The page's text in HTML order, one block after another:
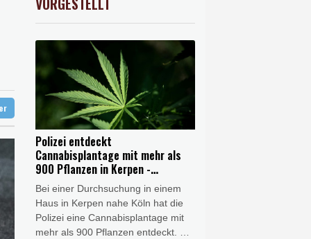
Einmischung an
vorschlagen
für Lina E.
0.89%
Polizei entdeckt
Cannabisplantage mit mehr als
900 Pflanzen in Kerpen -
Festnahme
Bei einer Durchsuchung in einem
Haus in Kerpen nahe Köln hat die
Polizei eine Cannabisplantage mit
mehr als 900 Pflanzen entdeckt. Ein